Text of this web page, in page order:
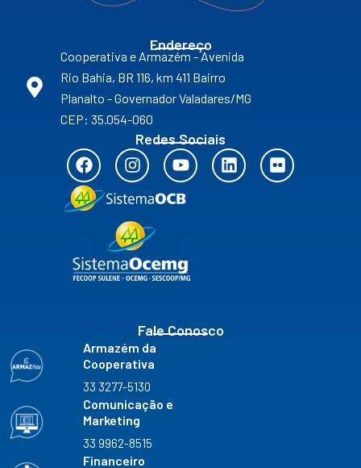
Endereço
Cooperativa e Armazém - Avenida
Rio Bahia, BR 116, km 411 Bairro
Planalto - Governador Valadares/MG
CEP: 35.054-060
Redes Sociais
F
a
c
e
o
k
I
n
t
a
g
r
a
Y
o
u
t
e
L
i
F
l
Fale Conosco
Armazém da
Cooperativa
33 3277-5130
Comunicação e
Marketing
33 9962-8515
Financeiro